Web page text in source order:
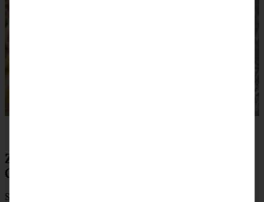
Zubereitung cremige Salsiccia-
Carbonara
Salsiccia längs aufschneiden, das Brät herauslösen und in